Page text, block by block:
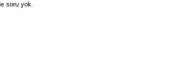
soru yok.